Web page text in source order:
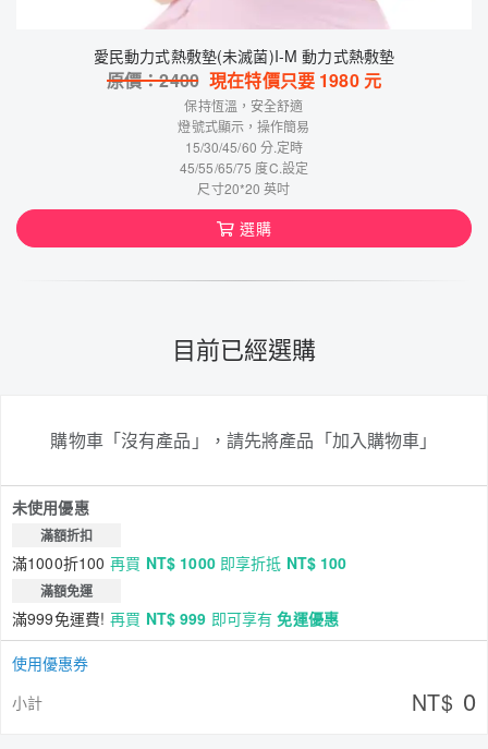
愛民動力式熱敷墊(未滅菌)I-M 動力式熱敷墊
原價：2400 現在特價只要 1980元
保持恆溫，安全舒適
燈號式顯示，操作簡易
15/30/45/60 分.定時
45/55/65/75 度C.設定
尺寸20*20 英吋
選購
目前已經選購
購物車「沒有產品」，請先將產品「加入購物車」
未使用優惠
滿額折扣
滿1000折100 再買 NT$ 1000即享折抵 NT$ 100
滿額免運
滿999免運費! 再買 NT$ 999 即可享有免運優惠
使用優惠券
小計
NT$ 0